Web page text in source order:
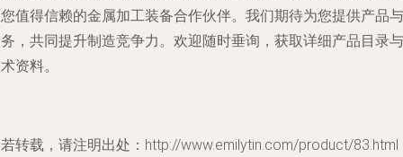
值得信赖的金属加工装备合作伙伴。我们期待为您提供产品与
，共同提升制造竞争力。欢迎随时垂询，获取详细产品目录与
资料。
转载，请注明出处：http://www.emilytin.com/product/83.html